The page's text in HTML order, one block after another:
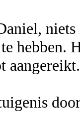
niets
te
aangereikt.